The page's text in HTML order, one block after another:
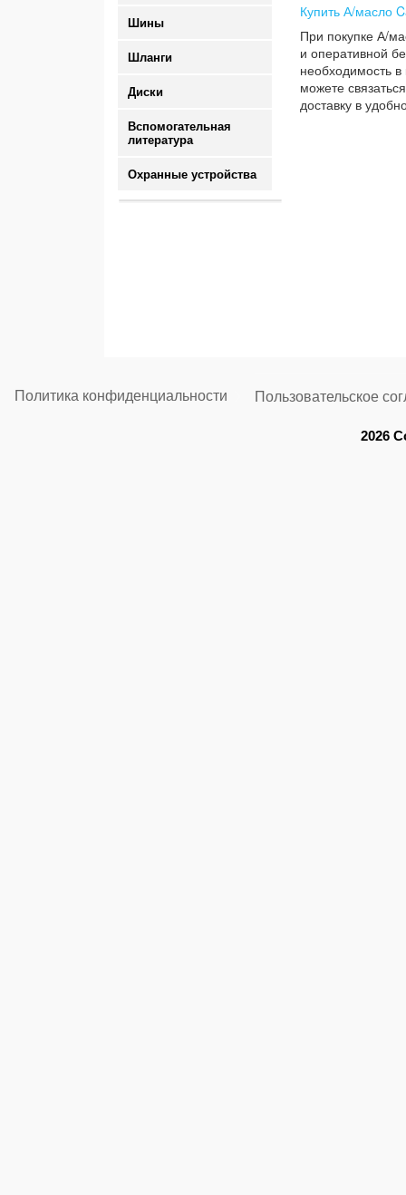
Шины
Шланги
Диски
Вспомогательная
литература
Охранные устройства
Купить А/масло
При покупке А/
и оперативной
необходимость
можете
доставку в
Политика конфиденциальности Пользовательское
2026